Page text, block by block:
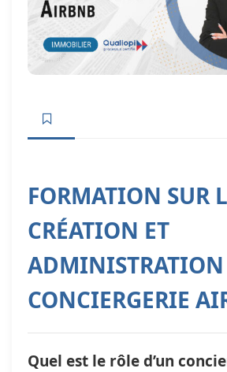
FORMATION SUR
CRÉATION ET
ADMINISTRATION
CONCIERGERIE
Quel est le rôle d’un